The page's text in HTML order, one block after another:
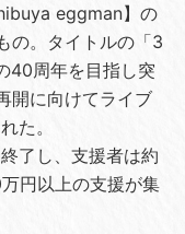
eggman】の
の。タイトルの「3
40周年を目指し突
開に向けてライブ
た。
了し、支援者は約
円以上の支援が集